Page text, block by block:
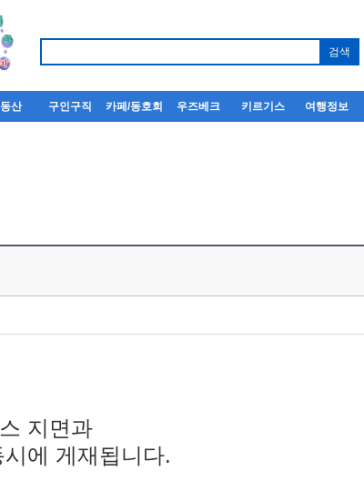
산 구인구직 카페/동호회 우즈베크 키르기스 여행정보
지면과
에 게재됩니다.